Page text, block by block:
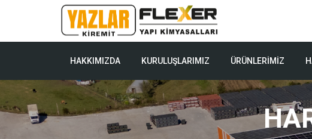
HAKKIMIZDA KURULUŞLARIMIZ ÜRÜNLERİMİZ